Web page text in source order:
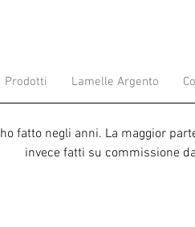
Prodotti Lamelle Argento
fatto negli anni. La maggior
invece fatti su commissione